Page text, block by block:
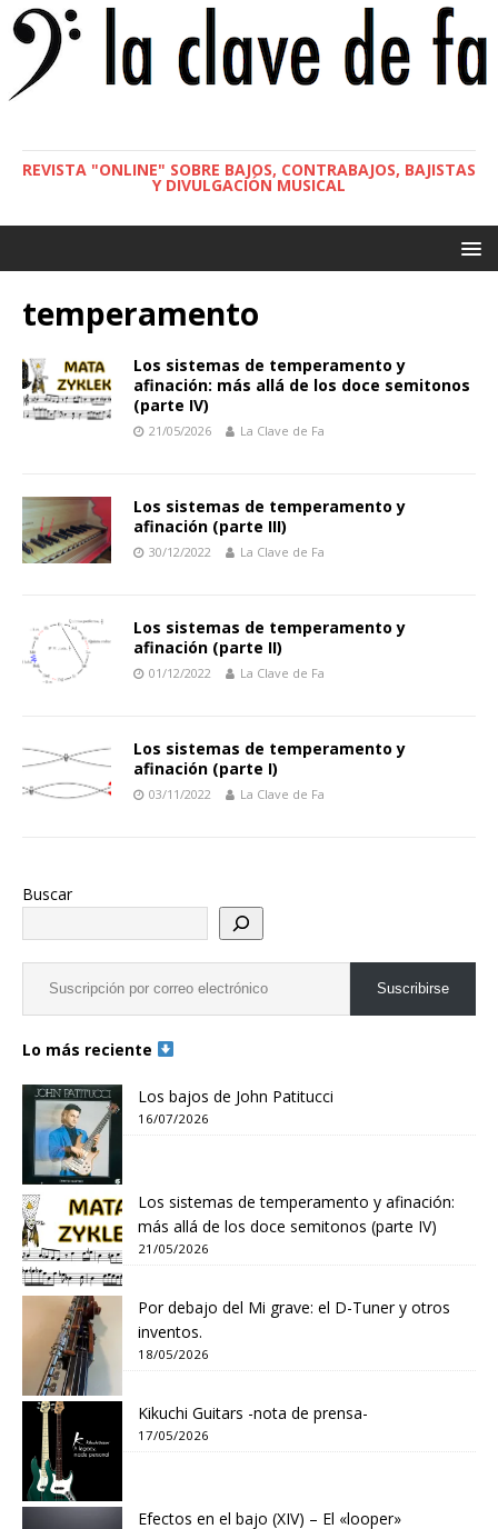
REVISTA "ONLINE" SOBRE BAJOS, CONTRABAJOS, BAJISTAS
Y DIVULGACIÓN MUSICAL
temperamento
Los sistemas de temperamento y
afinación: más allá de los doce semitonos
(parte IV)
21/05/2026 La Clave de Fa
Los sistemas de temperamento y
afinación (parte III)
30/12/2022 La Clave de Fa
Los sistemas de temperamento y
afinación (parte II)
01/12/2022 La Clave de Fa
Los sistemas de temperamento y
afinación (parte I)
03/11/2022 La Clave de Fa
Buscar
Suscribirse
Lo más reciente
Los bajos de John Patitucci
16/07/2026
Los sistemas de temperamento y afinación:
más allá de los doce semitonos (parte IV)
21/05/2026
Por debajo del Mi grave: el D-Tuner y otros
inventos.
18/05/2026
Kikuchi Guitars -nota de prensa-
17/05/2026
Efectos en el bajo (XIV) – El «looper»